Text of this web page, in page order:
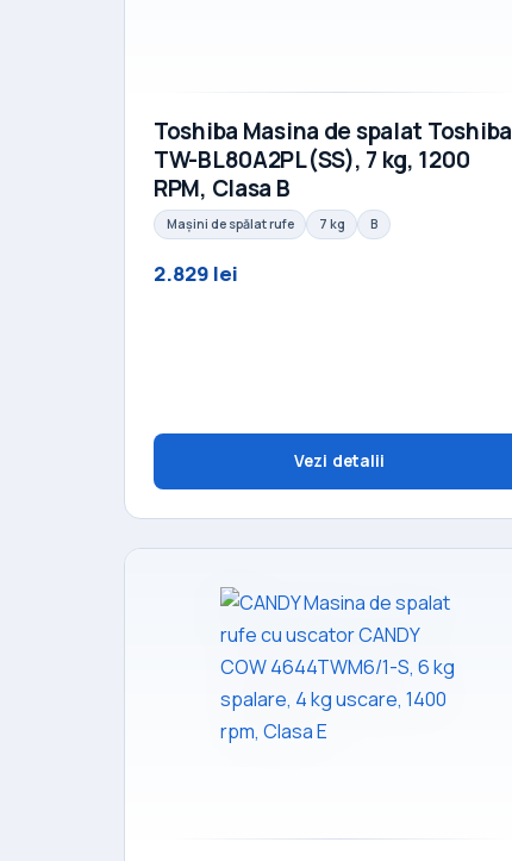
Toshiba Masina de spalat Toshiba
TW-BL80A2PL(SS), 7 kg, 1200
RPM, Clasa B
Mașini de spălat rufe 7 kg B
2.829 lei
Vezi detalii